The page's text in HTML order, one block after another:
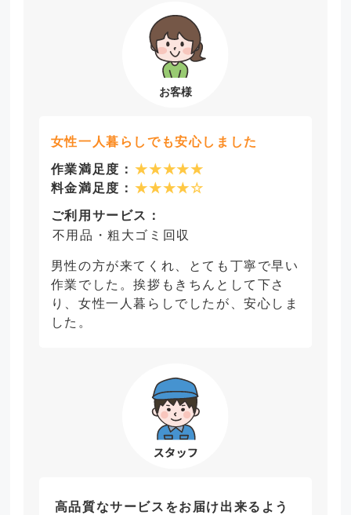
女性一人暮らしでも安心しました
作業満足度： ★★★★★
料金満足度： ★★★★☆
ご利用サービス：
不用品・粗大ゴミ回収
男性の方が来てくれ、とても丁寧で早い
作業でした。挨拶もきちんとして下さ
り、女性一人暮らしでしたが、安心しま
した。
高品質なサービスをお届け出来るよう